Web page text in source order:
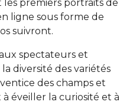
premiers portraits de
ligne sous forme de
suivront.
spectateurs et
diversité des variétés
des champs et
éveiller la curiosité et à